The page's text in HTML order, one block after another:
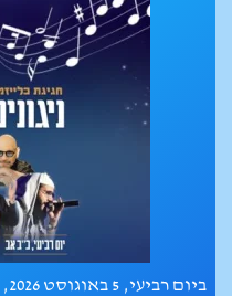
"חולמות ומגשימות" -